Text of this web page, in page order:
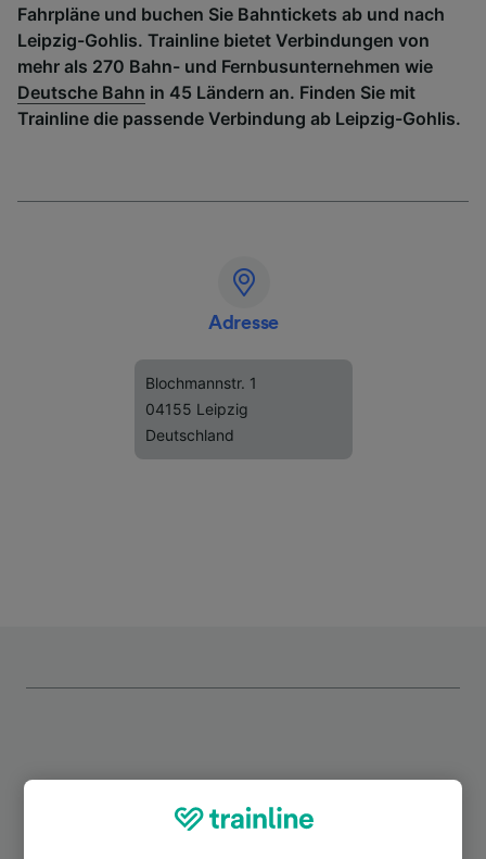
Fahrpläne und buchen Sie Bahntickets ab und nach
Leipzig-Gohlis. Trainline bietet Verbindungen von
mehr als 270 Bahn- und Fernbusunternehmen wie
Deutsche Bahn in 45 Ländern an. Finden Sie mit
Trainline die passende Verbindung ab Leipzig-Gohlis.
Adresse
Blochmannstr. 1
04155 Leipzig
Deutschland